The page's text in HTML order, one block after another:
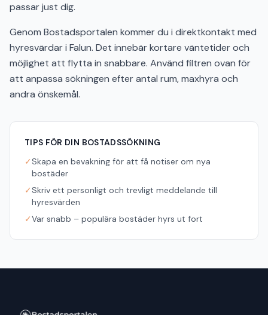
passar just dig.
Genom Bostadsportalen kommer du i direktkontakt med
hyresvärdar i Falun. Det innebär kortare väntetider och
möjlighet att flytta in snabbare. Använd filtren ovan för
att anpassa sökningen efter antal rum, maxhyra och
andra önskemål.
TIPS FÖR DIN BOSTADSSÖKNING
✓Skapa en bevakning för att få notiser om nya
bostäder
✓Skriv ett personligt och trevligt meddelande till
hyresvärden
✓Var snabb – populära bostäder hyrs ut fort